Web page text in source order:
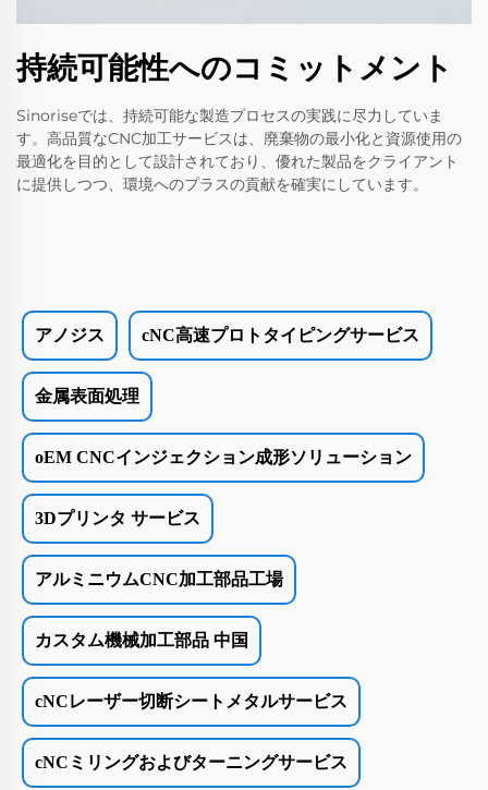
持続可能性へのコミットメント
Sinoriseでは、持続可能な製造プロセスの実践に尽力していま
す。高品質なCNC加工サービスは、廃棄物の最小化と資源使用の
最適化を目的として設計されており、優れた製品をクライアント
に提供しつつ、環境へのプラスの貢献を確実にしています。
アノジス cNC高速プロトタイピングサービス
金属表面処理
oEM CNCインジェクション成形ソリューション
3Dプリンタ サービス
アルミニウムCNC加工部品工場
カスタム機械加工部品 中国
cNCレーザー切断シートメタルサービス
cNCミリングおよびターニングサービス